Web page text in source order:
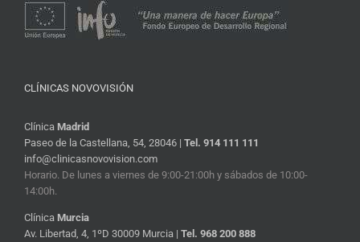
CLÍNICAS NOVOVISIÓN
Clínica Madrid
Paseo de la Castellana, 54, 28046 | Tel. 914 111 111
info@clinicasnovovision.com
Horario. De lunes a viernes de 9:00-21:00h y sábados de 10:00-
14:00h.
Clínica Murcia
Av. Libertad, 4, 1ºD 30009 Murcia | Tel. 968 200 888